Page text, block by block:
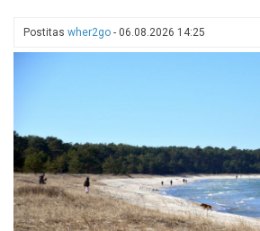
Postitas wher2go - 06.08.2026 14:25